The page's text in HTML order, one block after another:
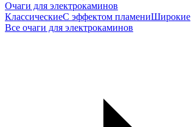
Очаги для электрокаминов
КлассическиеС эффектом пламениШирокие
Все очаги для электрокаминов